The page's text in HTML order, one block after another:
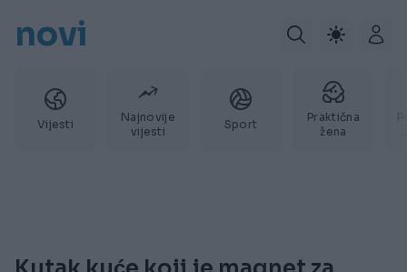
novi
Vijesti
Najnovije
vijesti
Sport
Praktična
žena